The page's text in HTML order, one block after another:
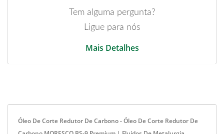
Tem alguma pergunta?
Ligue para nós
Mais Detalhes
Óleo De Corte Redutor De Carbono - Óleo De Corte Redutor De